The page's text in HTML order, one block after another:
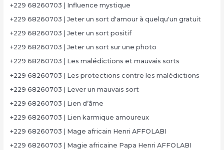
+229 68260703 | Influence mystique
+229 68260703 | Jeter un sort d'amour à quelqu'un gratuit
+229 68260703 | Jeter un sort positif
+229 68260703 | Jeter un sort sur une photo
+229 68260703 | Les malédictions et mauvais sorts
+229 68260703 | Les protections contre les malédictions
+229 68260703 | Lever un mauvais sort
+229 68260703 | Lien d’âme
+229 68260703 | Lien karmique amoureux
+229 68260703 | Mage africain Henri AFFOLABI
+229 68260703 | Magie africaine Papa Henri AFFOLABI